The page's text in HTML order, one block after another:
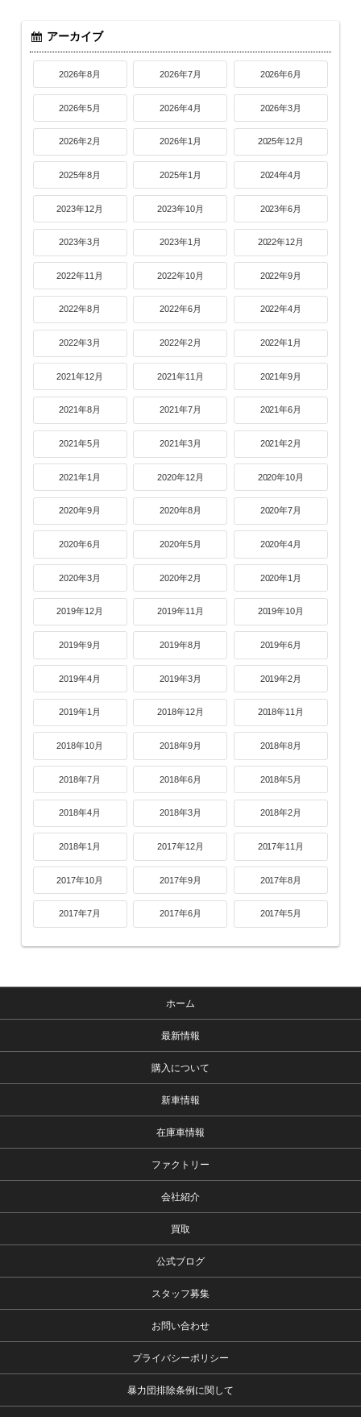
アーカイブ
2026年8月 2026年7月 2026年6月
2026年5月 2026年4月 2026年3月
2026年2月 2026年1月 2025年12月
2025年8月 2025年1月 2024年4月
2023年12月 2023年10月 2023年6月
2023年3月 2023年1月 2022年12月
2022年11月 2022年10月 2022年9月
2022年8月 2022年6月 2022年4月
2022年3月 2022年2月 2022年1月
2021年12月 2021年11月 2021年9月
2021年8月 2021年7月 2021年6月
2021年5月 2021年3月 2021年2月
2021年1月 2020年12月 2020年10月
2020年9月 2020年8月 2020年7月
2020年6月 2020年5月 2020年4月
2020年3月 2020年2月 2020年1月
2019年12月 2019年11月 2019年10月
2019年9月 2019年8月 2019年6月
2019年4月 2019年3月 2019年2月
2019年1月 2018年12月 2018年11月
2018年10月 2018年9月 2018年8月
2018年7月 2018年6月 2018年5月
2018年4月 2018年3月 2018年2月
2018年1月 2017年12月 2017年11月
2017年10月 2017年9月 2017年8月
2017年7月 2017年6月 2017年5月
ホーム
最新情報
購入について
新車情報
在庫車情報
ファクトリー
会社紹介
買取
公式ブログ
スタッフ募集
お問い合わせ
プライバシーポリシー
暴力団排除条例に関して